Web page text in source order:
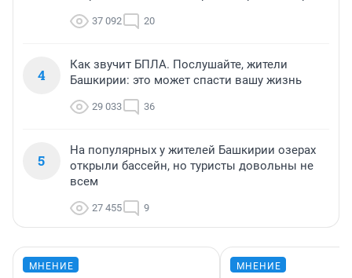
37 092 20
4
Как звучит БПЛА. Послушайте, жители
Башкирии: это может спасти вашу жизнь
29 033 36
5
На популярных у жителей Башкирии озерах
открыли бассейн, но туристы довольны не
всем
27 455 9
МНЕНИЕ МНЕНИЕ